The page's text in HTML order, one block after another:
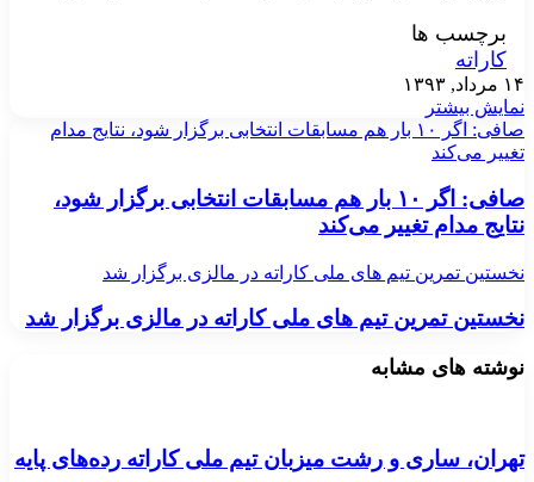
برچسب ها
کاراته
۱۴ مرداد, ۱۳۹۳
نمایش بیشتر
صافی: اگر ۱۰ بار هم مسابقات انتخابی برگزار شود، نتایج مدام
تغییر می‌کند
صافی: اگر ۱۰ بار هم مسابقات انتخابی برگزار شود،
نتایج مدام تغییر می‌کند
نخستین تمرین تیم های ملی کاراته در مالزی برگزار شد
نخستین تمرین تیم های ملی کاراته در مالزی برگزار شد
نوشته های مشابه
تهران، ساری و رشت میزبان تیم ملی کاراته رده‌های پایه